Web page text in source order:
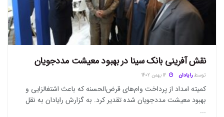
نقش آفرینی بانک سینا در بهبود معیشت مددجویان
توسط رایادان
کمیته امداد از پرداخت وام‌های قرض‌الحسنه که باعث اشتغالزایی و
بهبود معیشت مددجویان شده تقدیر کرد. به گزارش رایادان به نقل
...